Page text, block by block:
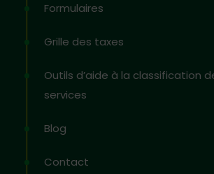
Formulaires
Grille des taxes
Outils d’aide à la classification
services
Blog
Contact